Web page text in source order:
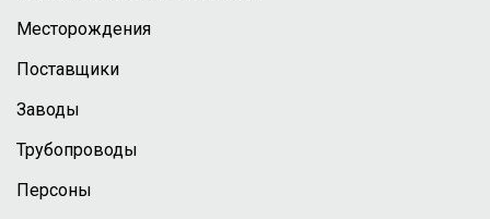
Месторождения
Поставщики
Заводы
Трубопроводы
Персоны